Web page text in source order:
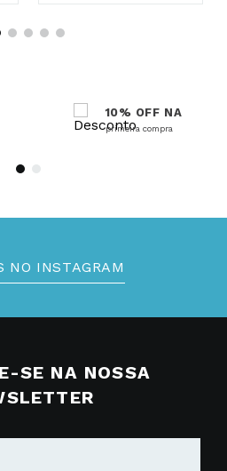
10% OFF NA
primeira compra
NO INSTAGRAM
SE NA NOSSA